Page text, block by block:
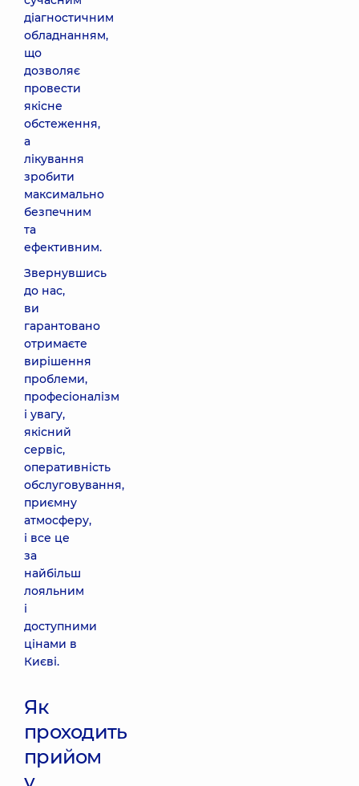
діагностичним
обладнанням,
що
дозволяє
провести
якісне
обстеження,
а
лікування
зробити
максимально
безпечним
та
ефективним.
Звернувшись
до нас,
ви
гарантовано
отримаєте
вирішення
проблеми,
професіоналізм
і увагу,
якісний
сервіс,
оперативність
обслуговування,
приємну
атмосферу,
і все це
за
найбільш
лояльним
і
доступними
цінами в
Києві.
Як
проходить
прийом